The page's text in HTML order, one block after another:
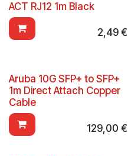
ACT RJ12 1m Black
2,49€
Aruba 10G SFP+ to SFP+
1m Direct Attach Copper
Cable
129,00 €